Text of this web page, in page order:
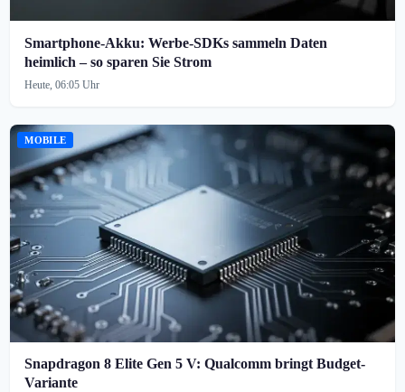
Smartphone-Akku: Werbe-SDKs sammeln Daten
heimlich – so sparen Sie Strom
Heute, 06:05 Uhr
MOBILE
Snapdragon 8 Elite Gen 5 V: Qualcomm bringt Budget-
Variante